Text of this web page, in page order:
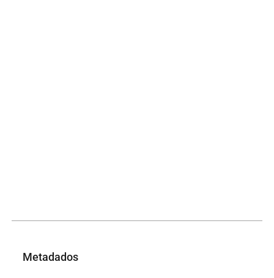
Metadados